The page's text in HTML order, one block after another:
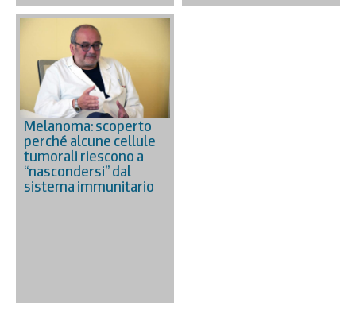
Melanoma: scoperto
perché alcune cellule
tumorali riescono a
“nascondersi” dal
sistema immunitario